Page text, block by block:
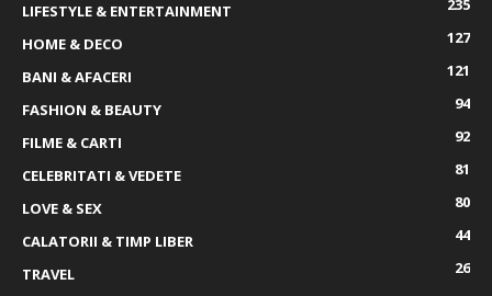
LIFESTYLE & ENTERTAINMENT
235
HOME & DECO
127
BANI & AFACERI
121
FASHION & BEAUTY
94
FILME & CARTI
92
CELEBRITATI & VEDETE
81
LOVE & SEX
80
CALATORII & TIMP LIBER
44
TRAVEL
26